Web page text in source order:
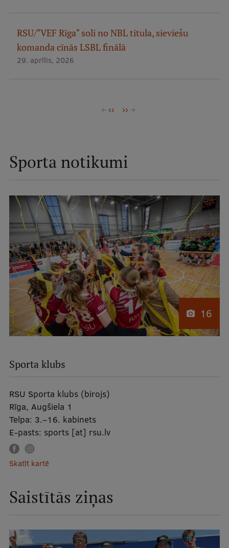
RSU/"VEF Rīga" soli no NBL titula, sieviešu
komanda cīnās LSBL finālā
29. aprīlis, 2026
Previous
‹‹
Nākamā
››
Sporta notikumi
16
Sporta klubs
RSU Sporta klubs (birojs)
Rīga, Augšiela 1
Telpa: 3.–16. kabinets
E-pasts: sports[at] rsu.lv
Skatīt kartē
Saistītās ziņas